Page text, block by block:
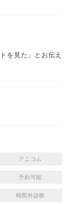
を見た」とお伝え
アニコム
予約可能
時間外診療